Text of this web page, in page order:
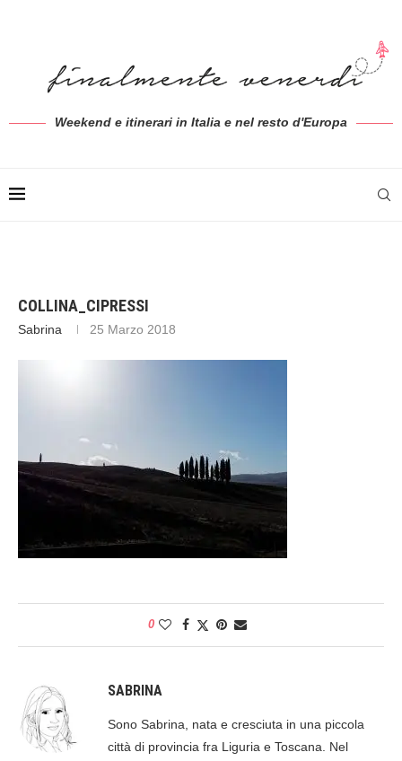
Weekend e itinerari in Italia e nel resto d'Europa
COLLINA_CIPRESSI
Sabrina 25 Marzo 2018
0
SABRINA
Sono Sabrina, nata e cresciuta in una piccola
città di provincia fra Liguria e Toscana. Nel